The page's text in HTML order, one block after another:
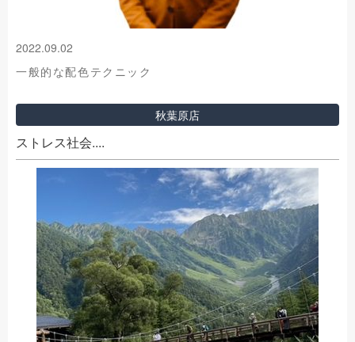
2022.09.02
一般的な配色テクニック
秋葉原店
ストレス社会....